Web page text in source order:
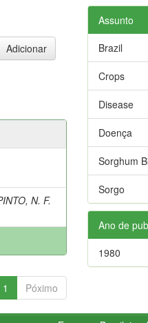
N. F.
1 Póximo
Assunto
Brazil
Crops
Disease
Doença
Sorghum
Sorgo
Ano de
1980